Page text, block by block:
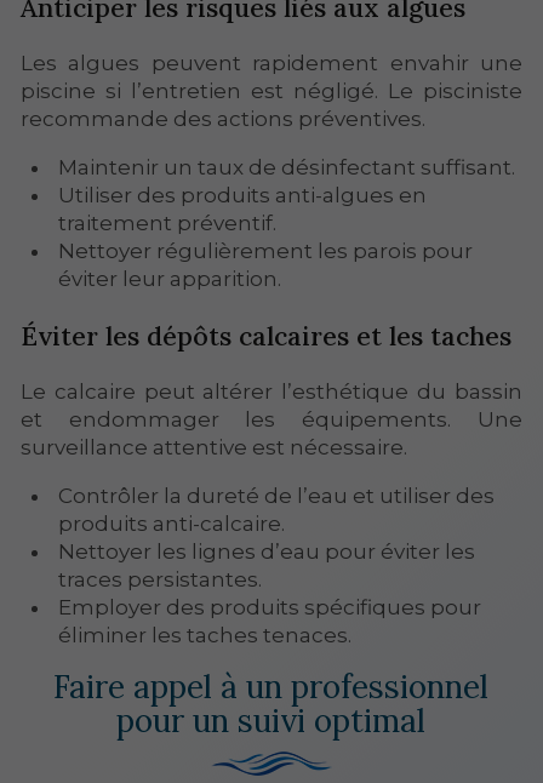
Anticiper les risques liés aux algues
Les algues peuvent rapidement envahir une
piscine si l’entretien est négligé. Le pisciniste
recommande des actions préventives.
Maintenir un taux de désinfectant suffisant.
Utiliser des produits anti-algues en
traitement préventif.
Nettoyer régulièrement les parois pour
éviter leur apparition.
Éviter les dépôts calcaires et les taches
Le calcaire peut altérer l’esthétique du bassin
et endommager les équipements. Une
surveillance attentive est nécessaire.
Contrôler la dureté de l’eau et utiliser des
produits anti-calcaire.
Nettoyer les lignes d’eau pour éviter les
traces persistantes.
Employer des produits spécifiques pour
éliminer les taches tenaces.
Faire appel à un professionnel
pour un suivi optimal